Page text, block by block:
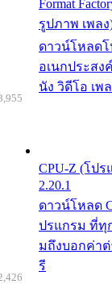
Format
รูปภาพ เพลง
ดาวน์โหลดโ
อเนกประสง
นัง วิดีโอ เพ
CPU-Z (โป
2.20.1
ดาวน์โหลด
ปรแกรม ที่ทุ
มถึงบอกค่าต่
รี